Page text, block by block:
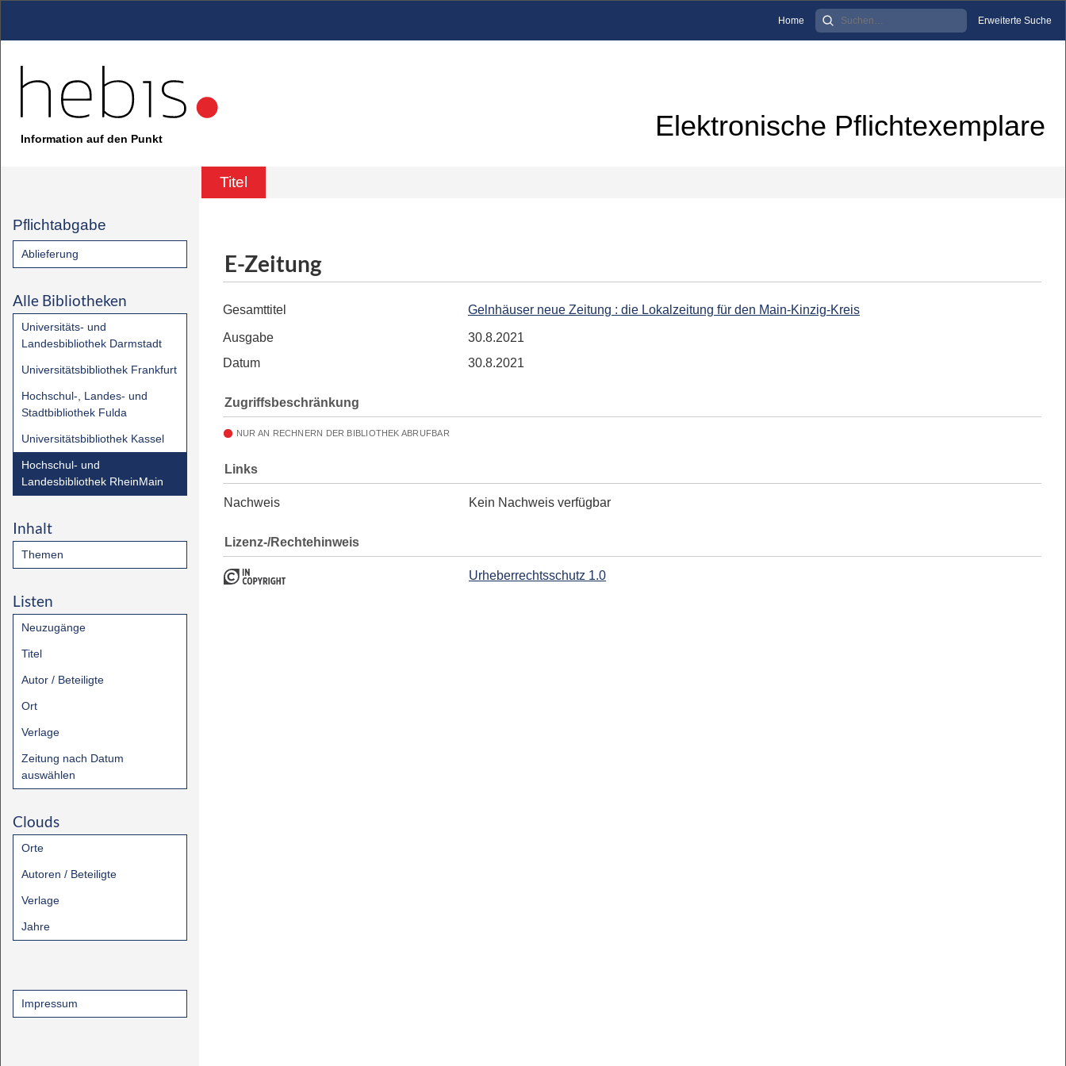
Home Erweiterte Suche
Information auf den Punkt Elektronische Pflichtexemplare
Titel
Pflichtabgabe
Ablieferung
Alle Bibliotheken
Universitäts- und
Landesbibliothek Darmstadt
Universitätsbibliothek Frankfurt
Hochschul-, Landes- und
Stadtbibliothek Fulda
Universitätsbibliothek Kassel
Hochschul- und
Landesbibliothek RheinMain
Inhalt
Themen
Listen
Neuzugänge
Titel
Autor / Beteiligte
Ort
Verlage
Zeitung nach Datum
auswählen
Clouds
Orte
Autoren / Beteiligte
Verlage
Jahre
Impressum
E-Zeitung
Gesamttitel Gelnhäuser neue Zeitung : die Lokalzeitung für den Main-Kinzig-Kreis
Ausgabe
30.8.2021
Datum
30.8.2021
Zugriffsbeschränkung
NUR AN RECHNERN DER BIBLIOTHEK ABRUFBAR
Links
Nachweis Kein Nachweis verfügbar
Lizenz-/Rechtehinweis
Urheberrechtsschutz 1.0